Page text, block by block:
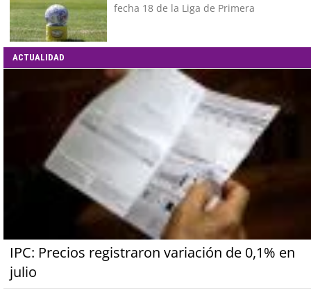
fecha 18 de la Liga de Primera
ACTUALIDAD
IPC: Precios registraron variación de 0,1% en
julio